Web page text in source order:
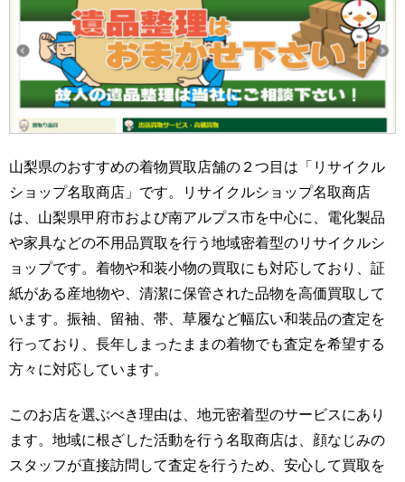
山梨県のおすすめの着物買取店舗の２つ目は「リサイクル
ショップ名取商店」です。リサイクルショップ名取商店
は、山梨県甲府市および南アルプス市を中心に、電化製品
や家具などの不用品買取を行う地域密着型のリサイクルシ
ョップです。着物や和装小物の買取にも対応しており、証
紙がある産地物や、清潔に保管された品物を高価買取して
います。振袖、留袖、帯、草履など幅広い和装品の査定を
行っており、長年しまったままの着物でも査定を希望する
方々に対応しています。
このお店を選ぶべき理由は、地元密着型のサービスにあり
ます。地域に根ざした活動を行う名取商店は、顔なじみの
スタッフが直接訪問して査定を行うため、安心して買取を